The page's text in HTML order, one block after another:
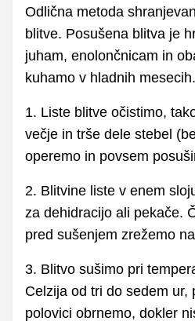
Odlična metoda
blitve. Posušena blitva je
juham, enolončnicam in
kuhamo v hladnih mesecih.
1. Liste blitve očistimo,
večje in trše dele stebel
operemo in povsem
2. Blitvine liste v enem
za dehidracijo ali pekače.
pred sušenjem zrežemo
3. Blitvo sušimo pri
Celzija od tri do sedem ur,
polovici obrnemo, dokler